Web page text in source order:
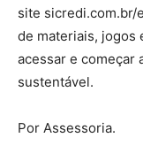
site sicredi.com.br/
de materiais, jogos
acessar e começar
sustentável.
Por Assessoria.